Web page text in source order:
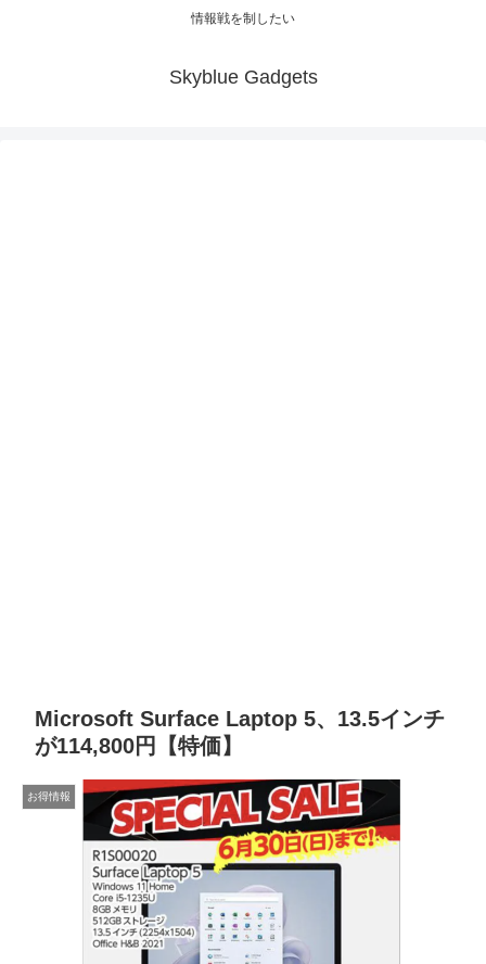
情報戦を制したい
Skyblue Gadgets
Microsoft Surface Laptop 5、13.5インチ
が114,800円【特価】
お得情報